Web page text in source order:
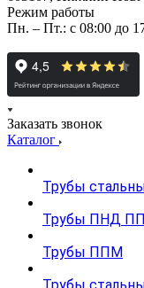
Режим работы
Пн. – Пт.: с 08:00 до
Заказать звонок
Каталог
Трубы
Трубы ПНД
Трубы ППМ